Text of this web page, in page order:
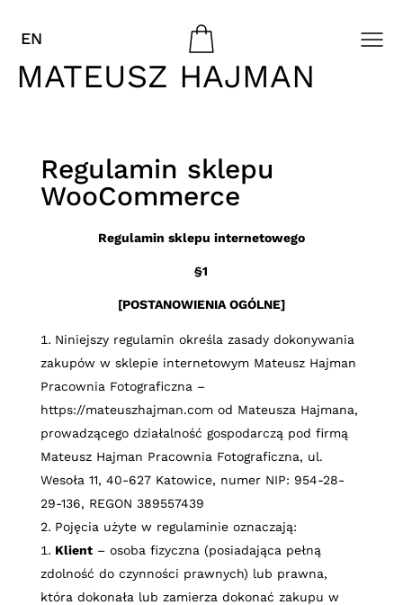
MATEUSZ HAJMAN
EN
Regulamin sklepu
WooCommerce
Regulamin sklepu internetowego
§1
[POSTANOWIENIA OGÓLNE]
Niniejszy regulamin określa zasady dokonywania
zakupów w sklepie internetowym Mateusz Hajman
Pracownia Fotograficzna –
https://mateuszhajman.comod Mateusza Hajmana,
prowadzącego działalność gospodarczą pod firmą
Mateusz Hajman Pracownia Fotograficzna, ul.
Wesoła 11, 40-627 Katowice, numer NIP: 954-28-
29-136, REGON 389557439
Pojęcia użyte w regulaminie oznaczają:
Klient– osoba fizyczna (posiadająca pełną
zdolność do czynności prawnych) lub prawna,
która dokonała lub zamierza dokonać zakupu w